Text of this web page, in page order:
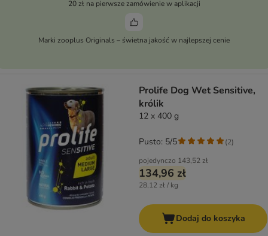
20 zł na pierwsze zamówienie w aplikacji
Marki zooplus Originals – świetna jakość w najlepszej cenie
Prolife Dog Wet Sensitive,
królik
12 x 400 g
pojedynczo 143,52 zł
134,96 zł
28,12 zł / kg
Pusto: 5/5 (2)
Dodaj do koszyka